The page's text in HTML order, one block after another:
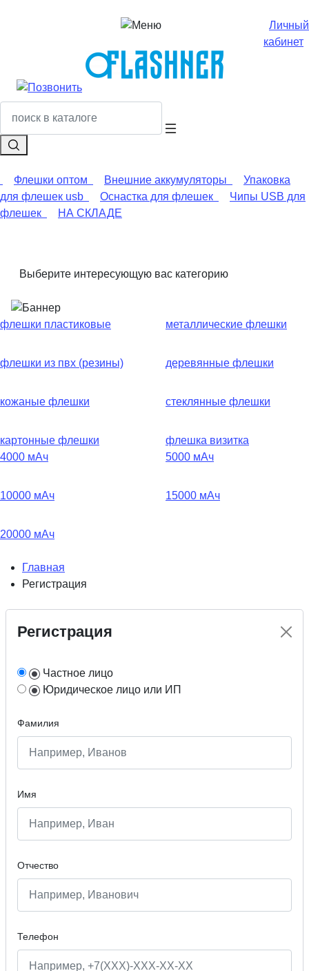
Личный
кабинет
Флешки оптом Внешние аккумуляторы
Упаковка
для флешек usb
Оснастка для флешек
Чипы USB для
флешек
НА СКЛАДЕ
Выберите интересующую вас категорию
флешки пластиковые металлические флешки
флешки из пвх (резины) деревянные флешки
кожаные флешки стеклянные флешки
картонные флешки
флешка визитка
4000 мАч
5000 мАч
10000 мАч 15000 мАч
20000 мАч
Главная
Регистрация
Регистрация
Частное лицо
Юридическое лицо или ИП
Фамилия
Имя
Отчество
Телефон